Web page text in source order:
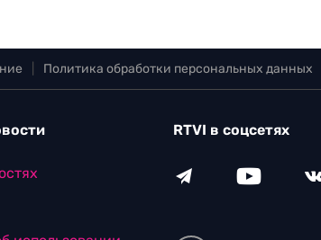
Политика обработки персональных данных
RTVI в соцсетях